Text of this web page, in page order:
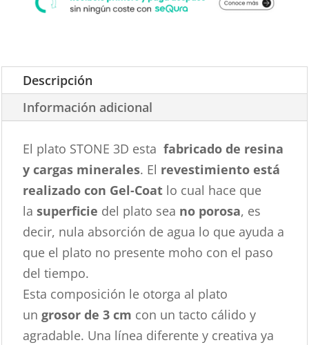
Descripción
Información adicional
El plato STONE 3D estafabricado de resina
y cargas minerales. El revestimiento está
realizado con Gel-Coat lo cual hace que
lasuperficie del plato sea no porosa, es
decir, nula absorción de agua lo que ayuda a
que el plato no presente moho con el paso
del tiempo.
Esta composición le otorga al plato
un grosor de 3 cm con un tacto cálido y
agradable. Una línea diferente y creativa ya